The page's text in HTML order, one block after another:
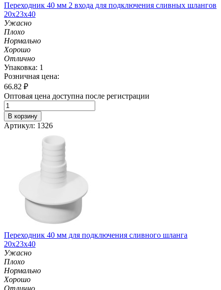
Переходник 40 мм 2 входа для подключения сливных шлангов
20х23х40
Ужасно
Плохо
Нормально
Хорошо
Отлично
Упаковка: 1
Розничная цена:
66.82 ₽
Оптовая цена доступна после регистрации
В корзину
Артикул: 1326
Переходник 40 мм для подключения сливного шланга
20х23х40
Ужасно
Плохо
Нормально
Хорошо
Отлично